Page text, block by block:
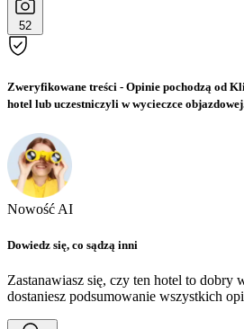
52
Zweryfikowane treści - Opinie pochodzą od
hotel lub uczestniczyli w wycieczce
Nowość AI
Dowiedz się, co sądzą inni
Zastanawiasz się, czy ten hotel to dobry
dostaniesz podsumowanie wszystkich